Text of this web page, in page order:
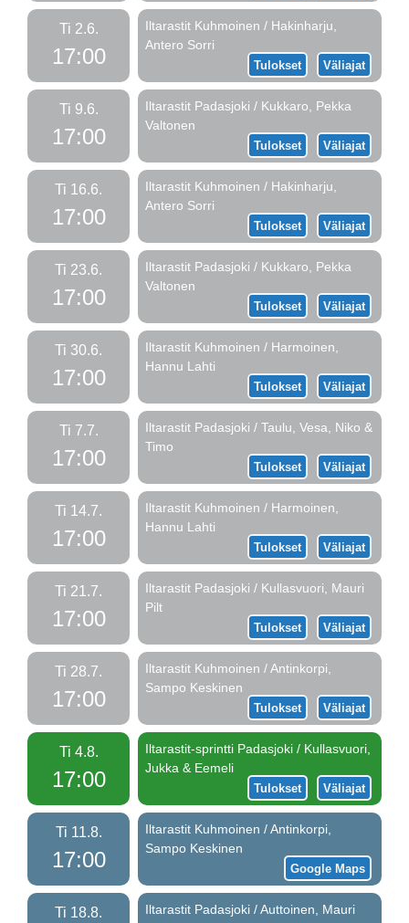
Ti 2.6.
17:00
Iltarastit Kuhmoinen / Hakinharju,
Antero Sorri
Tulokset Väliajat
Ti 9.6.
17:00
Iltarastit Padasjoki / Kukkaro, Pekka
Valtonen
Tulokset Väliajat
Ti 16.6.
17:00
Iltarastit Kuhmoinen / Hakinharju,
Antero Sorri
Tulokset Väliajat
Ti 23.6.
17:00
Iltarastit Padasjoki / Kukkaro, Pekka
Valtonen
Tulokset Väliajat
Ti 30.6.
17:00
Iltarastit Kuhmoinen / Harmoinen,
Hannu Lahti
Tulokset Väliajat
Ti 7.7.
17:00
Iltarastit Padasjoki / Taulu, Vesa, Niko &
Timo
Tulokset Väliajat
Ti 14.7.
17:00
Iltarastit Kuhmoinen / Harmoinen,
Hannu Lahti
Tulokset Väliajat
Ti 21.7.
17:00
Iltarastit Padasjoki / Kullasvuori, Mauri
Pilt
Tulokset Väliajat
Ti 28.7.
17:00
Iltarastit Kuhmoinen / Antinkorpi,
Sampo Keskinen
Tulokset Väliajat
Ti 4.8.
17:00
Iltarastit-sprintti Padasjoki / Kullasvuori,
Jukka & Eemeli
Tulokset Väliajat
Ti 11.8.
17:00
Iltarastit Kuhmoinen / Antinkorpi,
Sampo Keskinen
Google Maps
Ti 18.8.
Iltarastit Padasjoki / Auttoinen, Mauri